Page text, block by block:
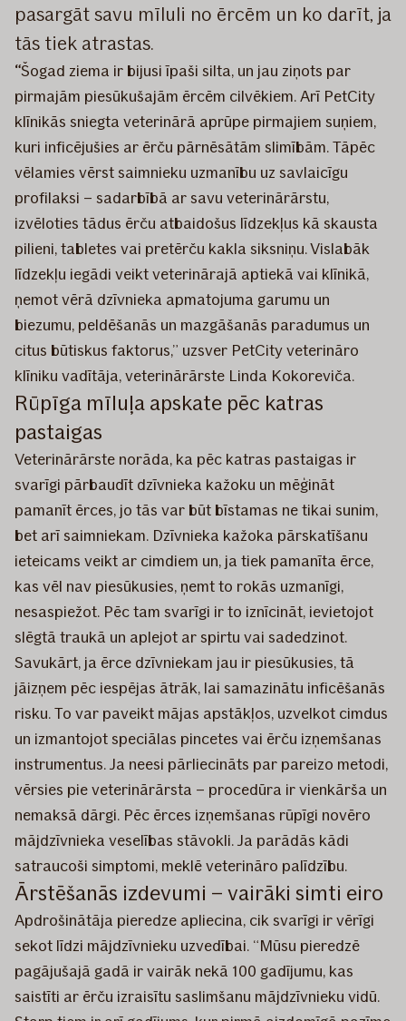
pasargāt savu mīluli no ērcēm un ko darīt, ja
tās tiek atrastas.
“Šogad ziema ir bijusi īpaši silta, un jau ziņots par
pirmajām piesūkušajām ērcēm cilvēkiem. Arī PetCity
klīnikās sniegta veterinārā aprūpe pirmajiem suņiem,
kuri inficējušies ar ērču pārnēsātām slimībām. Tāpēc
vēlamies vērst saimnieku uzmanību uz savlaicīgu
profilaksi – sadarbībā ar savu veterinārārstu,
izvēloties tādus ērču atbaidošus līdzekļus kā skausta
pilieni, tabletes vai pretērču kakla siksniņu. Vislabāk
līdzekļu iegādi veikt veterinārajā aptiekā vai klīnikā,
ņemot vērā dzīvnieka apmatojuma garumu un
biezumu, peldēšanās un mazgāšanās paradumus un
citus būtiskus faktorus,” uzsver PetCity veterināro
klīniku vadītāja, veterinārārste Linda Kokoreviča.
Rūpīga mīluļa apskate pēc katras
pastaigas
Veterinārārste norāda, ka pēc katras pastaigas ir
svarīgi pārbaudīt dzīvnieka kažoku un mēģināt
pamanīt ērces, jo tās var būt bīstamas ne tikai sunim,
bet arī saimniekam. Dzīvnieka kažoka pārskatīšanu
ieteicams veikt ar cimdiem un, ja tiek pamanīta ērce,
kas vēl nav piesūkusies, ņemt to rokās uzmanīgi,
nesaspiežot. Pēc tam svarīgi ir to iznīcināt, ievietojot
slēgtā traukā un aplejot ar spirtu vai sadedzinot.
Savukārt, ja ērce dzīvniekam jau ir piesūkusies, tā
jāizņem pēc iespējas ātrāk, lai samazinātu inficēšanās
risku. To var paveikt mājas apstākļos, uzvelkot cimdus
un izmantojot speciālas pincetes vai ērču izņemšanas
instrumentus. Ja neesi pārliecināts par pareizo metodi,
vērsies pie veterinārārsta – procedūra ir vienkārša un
nemaksā dārgi. Pēc ērces izņemšanas rūpīgi novēro
mājdzīvnieka veselības stāvokli. Ja parādās kādi
satraucoši simptomi, meklē veterināro palīdzību.
Ārstēšanās izdevumi – vairāki simti eiro
Apdrošinātāja pieredze apliecina, cik svarīgi ir vērīgi
sekot līdzi mājdzīvnieku uzvedībai. “Mūsu pieredzē
pagājušajā gadā ir vairāk nekā 100 gadījumu, kas
saistīti ar ērču izraisītu saslimšanu mājdzīvnieku vidū.